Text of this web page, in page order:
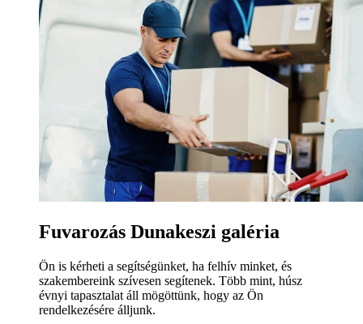
Fuvarozás Dunakeszi galéria
Ön is kérheti a segítségünket, ha felhív minket, és
szakembereink szívesen segítenek. Több mint, húsz
évnyi tapasztalat áll mögöttünk, hogy az Ön
rendelkezésére álljunk.